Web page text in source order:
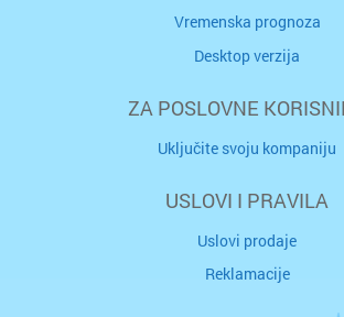
Vremenska prognoza
Desktop verzija
ZA POSLOVNE
Uključite svoju kompaniju
USLOVI I PRAVILA
Uslovi prodaje
Reklamacije